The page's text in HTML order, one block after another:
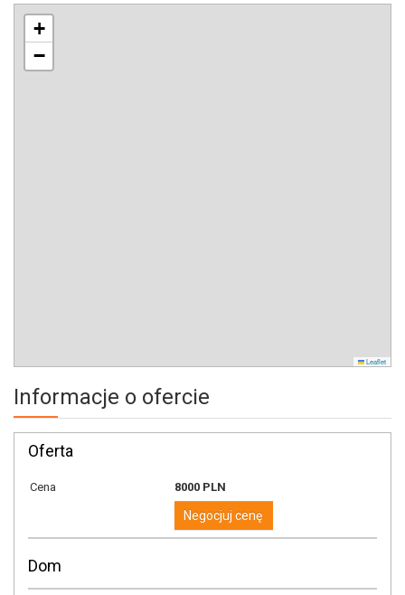
+
−
Leaflet
Informacje o ofercie
Oferta
Cena 8000 PLN
Negocjuj cenę
Dom